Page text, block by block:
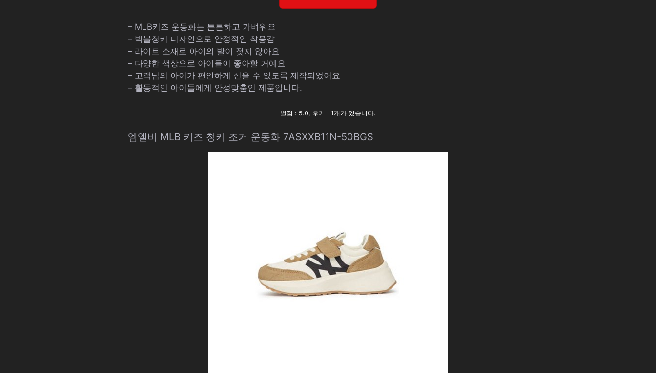
– MLB키즈 운동화는 튼튼하고 가벼워요
– 빅볼청키 디자인으로 안정적인 착용감
– 라이트 소재로 아이의 발이 젖지 않아요
– 다양한 색상으로 아이들이 좋아할 거예요
– 고객님의 아이가 편안하게 신을 수 있도록 제작되었어요
– 활동적인 아이들에게 안성맞춤인 제품입니다.
별점 : 5.0, 후기 : 1개가 있습니다.
엠엘비 MLB 키즈 청키 조거 운동화 7ASXXB11N-50BGS